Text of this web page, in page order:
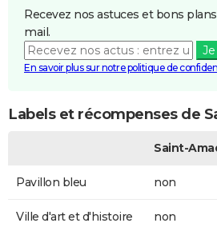
Recevez nos astuces et bons
mail.
En savoir plus sur notre politique de
Labels et récompenses de
Saint-
Pavillon bleu non
Ville d'art et d'histoire non